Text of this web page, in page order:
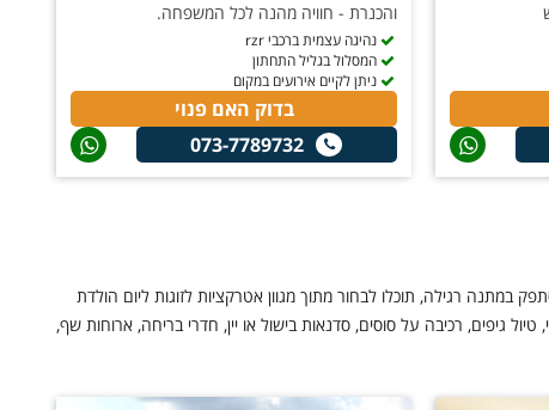
והכנרת - חוויה מהנה לכל המשפחה.
נהיגה עצמית ברכבי rzr
המסלול בגליל התחתון
ניתן לקיים אירועים במקום
בדוק האם פנוי
073-7789732
רגילה, תוכלו לבחור מתוך מגוון אטרקציות לזוגות ליום הולדת
גיפים, רכיבה על סוסים, סדנאות בישול או יין, חדרי בריחה, ארוחות שף,
יש אינספור רעיונות שיתאימו לכל סגנון ולכל תקציב.